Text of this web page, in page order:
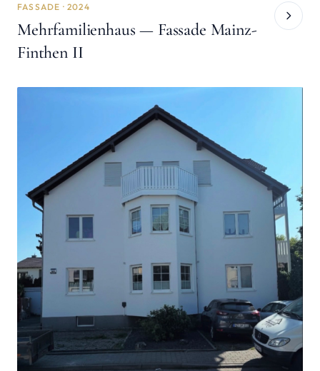
FASSADE · 2024
Mehrfamilienhaus — Fassade Mainz-
Finthen II